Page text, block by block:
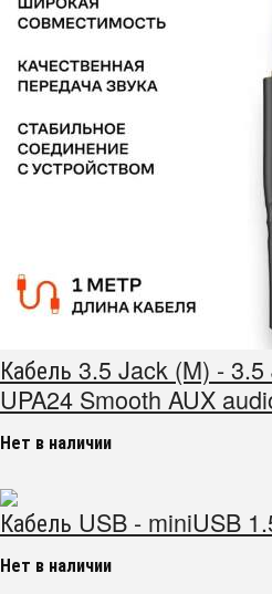
Кабель 3.5 Jack (M) -
UPA24 Smooth AUX
Нет в наличии
Кабель USB - miniUSB
Нет в наличии